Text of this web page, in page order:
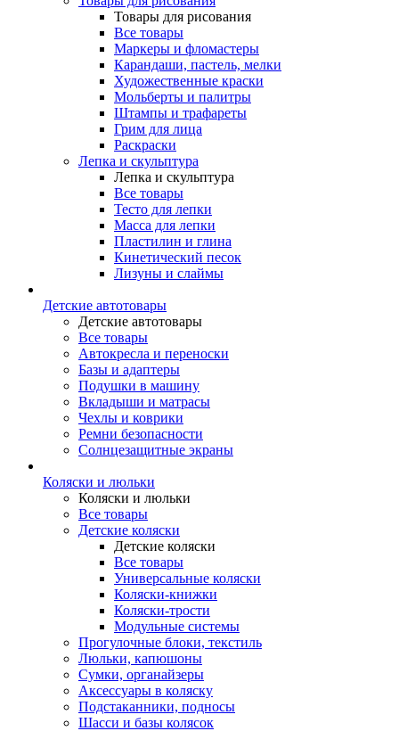
Товары для рисования
Все товары
Маркеры и фломастеры
Карандаши, пастель, мелки
Художественные краски
Мольберты и палитры
Штампы и трафареты
Грим для лица
Раскраски
Лепка и скульптура
Лепка и скульптура
Все товары
Тесто для лепки
Масса для лепки
Пластилин и глина
Кинетический песок
Лизуны и слаймы
Детские автотовары
Детские автотовары
Все товары
Автокресла и переноски
Базы и адаптеры
Подушки в машину
Вкладыши и матрасы
Чехлы и коврики
Ремни безопасности
Солнцезащитные экраны
Коляски и люльки
Коляски и люльки
Все товары
Детские коляски
Детские коляски
Все товары
Универсальные коляски
Коляски-книжки
Коляски-трости
Модульные системы
Прогулочные блоки, текстиль
Люльки, капюшоны
Сумки, органайзеры
Аксессуары в коляску
Подстаканники, подносы
Шасси и базы колясок